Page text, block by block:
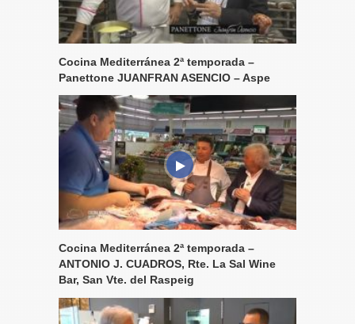
Cocina Mediterránea 2ª temporada –
Panettone JUANFRAN ASENCIO – Aspe
Cocina Mediterránea 2ª temporada –
ANTONIO J. CUADROS, Rte. La Sal Wine
Bar, San Vte. del Raspeig